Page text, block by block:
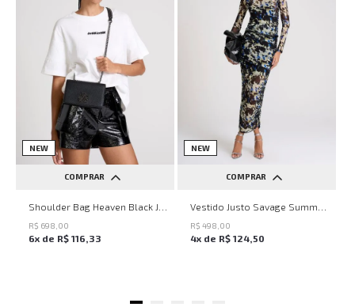
NEW
COMPRAR
UN
R$ 698 00
6x de R$ 116 33
NEW
COMPRAR
PP P M G
R$ 498 00
4x de R$ 124 50